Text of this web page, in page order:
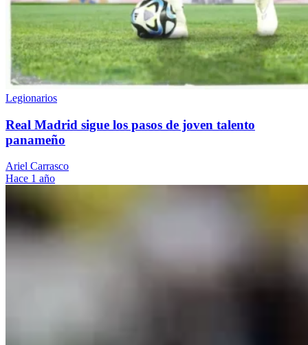
Legionarios
Real Madrid sigue los pasos de joven talento
panameño
Ariel Carrasco
Hace 1 año